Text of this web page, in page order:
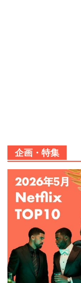
企画・特集